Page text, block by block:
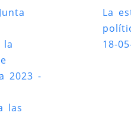
la
2023 -
las
La
18-